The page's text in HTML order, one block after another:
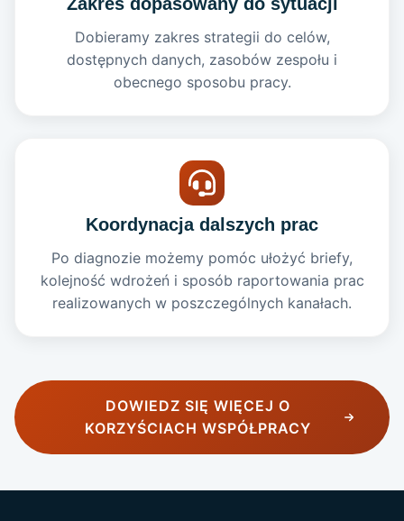
Dobieramy zakres strategii do celów,
dostępnych danych, zasobów zespołu i
obecnego sposobu pracy.
Koordynacja dalszych prac
Po diagnozie możemy pomóc ułożyć briefy,
kolejność wdrożeń i sposób raportowania prac
realizowanych w poszczególnych kanałach.
DOWIEDZ SIĘ WIĘCEJ O
KORZYŚCIACH WSPÓŁPRACY